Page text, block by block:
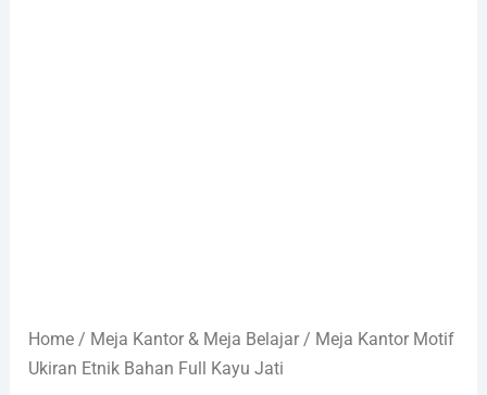
Home / Meja Kantor & Meja Belajar / Meja Kantor Motif
Ukiran Etnik Bahan Full Kayu Jati